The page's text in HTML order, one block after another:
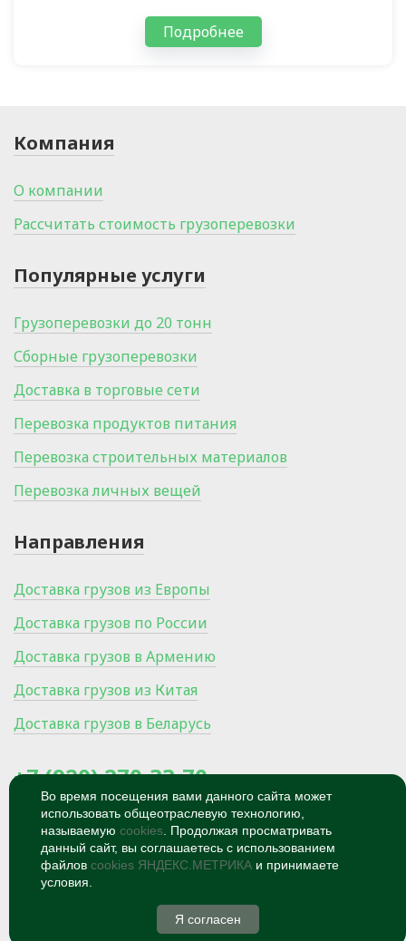
Подробнее
Компания
О компании
Рассчитать стоимость грузоперевозки
Популярные услуги
Грузоперевозки до 20 тонн
Сборные грузоперевозки
Доставка в торговые сети
Перевозка продуктов питания
Перевозка строительных материалов
Перевозка личных вещей
Направления
Доставка грузов из Европы
Доставка грузов по России
Доставка грузов в Армению
Доставка грузов из Китая
Доставка грузов в Беларусь
+7 (920) 270-33-70
300024, Россия, Тула, Ханинский
проезд, микрорайон Мясново, 27/1
© 2026Политика
конфиденциальности
Во время посещения вами данного сайта может
использовать общеотраслевую технологию,
называемую cookies . Продолжая просматривать
данный сайт, вы соглашаетесь с использованием
файлов cookies ЯНДЕКС.МЕТРИКА и принимаете
условия.
Я согласен